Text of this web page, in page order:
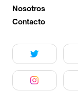
Nosotros
Contacto